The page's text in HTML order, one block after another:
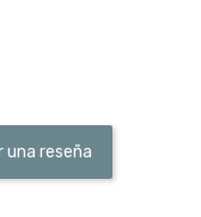
una reseña